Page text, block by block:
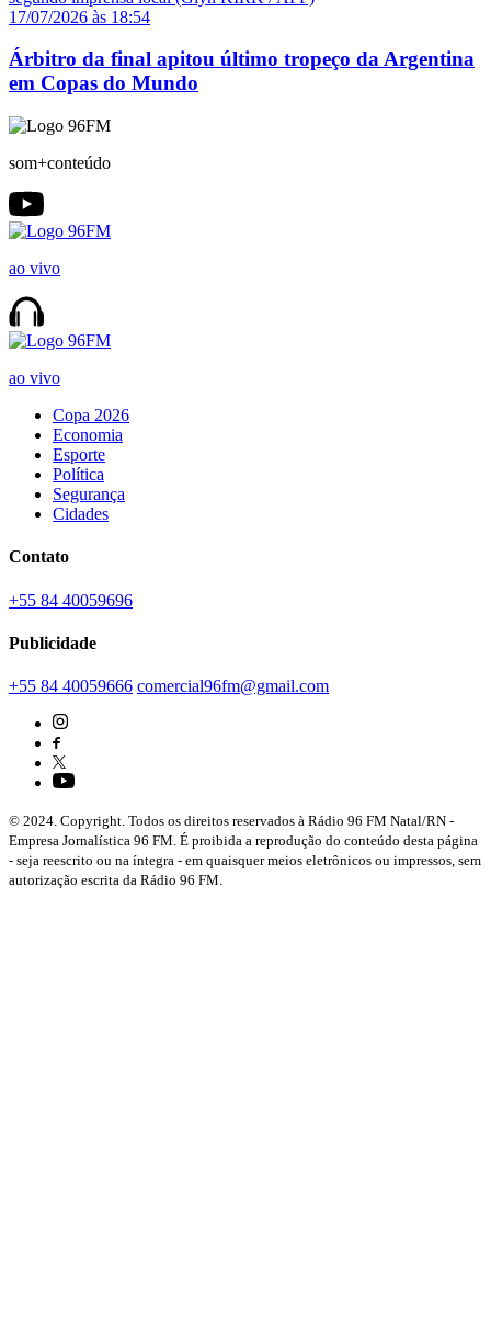
17/07/2026 às 18:54
Árbitro da final apitou último tropeço da Argentina
em Copas do Mundo
som+conteúdo
ao vivo
ao vivo
Copa 2026
Economia
Esporte
Política
Segurança
Cidades
Contato
+55 84 40059696
Publicidade
+55 84 40059666 comercial96fm@gmail.com
© 2024. Copyright. Todos os direitos reservados à Rádio 96 FM Natal/RN -
Empresa Jornalística 96 FM. É proibida a reprodução do conteúdo desta página
- seja reescrito ou na íntegra - em quaisquer meios eletrônicos ou impressos, sem
autorização escrita da Rádio 96 FM.